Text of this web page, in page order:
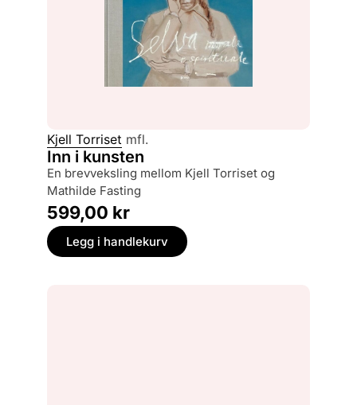
Kjell Torriset mfl.
Inn i kunsten
en brevveksling mellom Kjell Torriset og
Mathilde Fasting
599,00 kr
Legg i handlekurv